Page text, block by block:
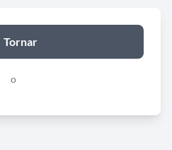
Tornar
o